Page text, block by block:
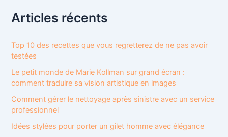
Articles récents
Top 10 des recettes que vous regretterez de ne pas avoir
testées
Le petit monde de Marie Kollman sur grand écran :
comment traduire sa vision artistique en images
Comment gérer le nettoyage après sinistre avec un service
professionnel
Idées stylées pour porter un gilet homme avec élégance